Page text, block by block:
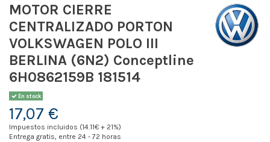
MOTOR CIERRE
CENTRALIZADO PORTON
VOLKSWAGEN POLO III
BERLINA (6N2) Conceptline
6H0862159B 181514
En stock
17,07 €
Impuestos incluidos (14.11€ + 21%)
Entrega gratis, entre 24 - 72 horas